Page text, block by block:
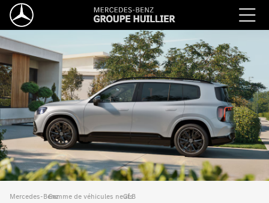
Mercedes-Benz
›
Gamme de véhicules neufs
›
GLB